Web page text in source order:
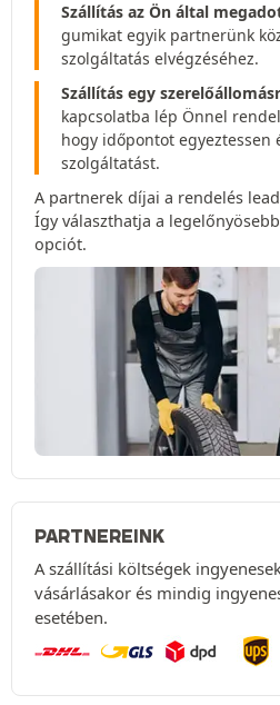
Szállítás az Ön által
gumikat egyik partnerünk
szolgáltatás elvégzéséhez.
Szállítás egy
kapcsolatba lép Önnel
hogy időpontot egyeztessen
szolgáltatást.
A partnerek díjai a rendelés
Így választhatja a
opciót.
PARTNEREINK
A szállítási költségek
vásárlásakor és mindig
esetében.